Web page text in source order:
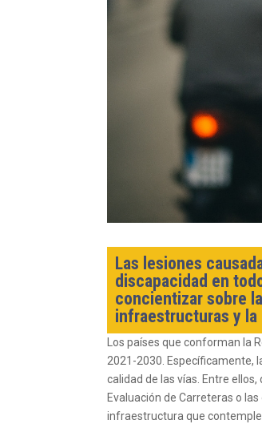
Las lesiones
discapacidad en
concientizar sobre
infraestructuras y la
Los países que conforman la
2021-2030. Específicamente,
calidad de las vías. Entre
Evaluación de Carreteras o
infraestructura que contemple